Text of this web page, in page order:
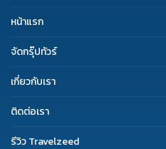
หน้าแรก
จัดกรุ๊ปทัวร์
เกี่ยวกับเรา
ติดต่อเรา
รีวิว Travelzeed